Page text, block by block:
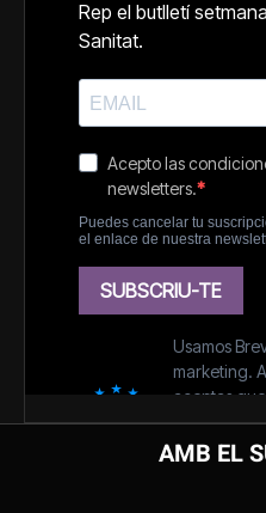
AMB EL